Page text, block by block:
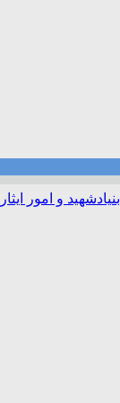
بنیادشهید و امور